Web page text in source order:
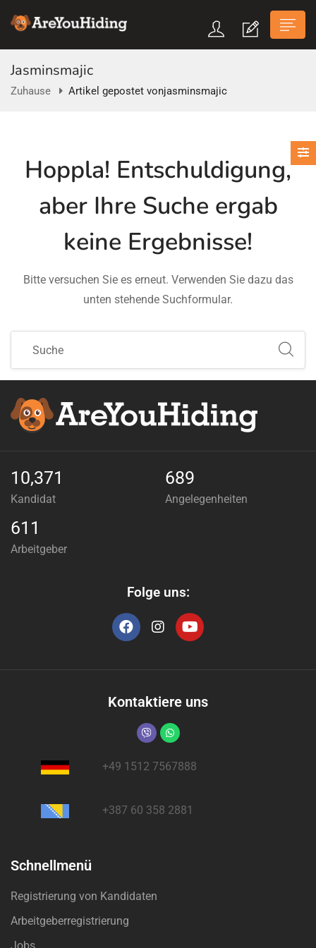
Jasminsmajic
Zuhause Artikel gepostet vonjasminsmajic
Hoppla! Entschuldigung,
aber Ihre Suche ergab
keine Ergebnisse!
Bitte versuchen Sie es erneut. Verwenden Sie dazu das
unten stehende Suchformular.
10,371
Kandidat
689
Angelegenheiten
611
Arbeitgeber
Folge uns:
Kontaktiere uns
+49 1512 7567888
+387 60 358 2881
Schnellmenü
Registrierung von Kandidaten
Arbeitgeberregistrierung